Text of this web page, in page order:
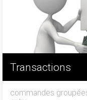
Transactions
commandes